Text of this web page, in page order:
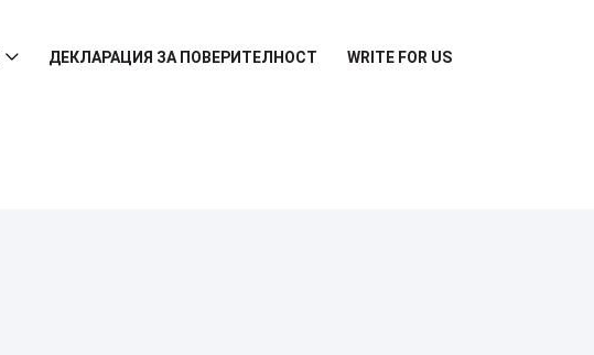
ДЕКЛАРАЦИЯ ЗА ПОВЕРИТЕЛНОСТ WRITE FOR US